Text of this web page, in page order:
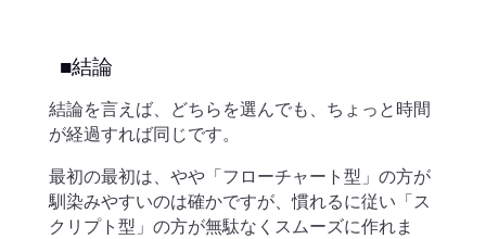
■結論
結論を言えば、どちらを選んでも、ちょっと時間
が経過すれば同じです。
最初の最初は、やや「フローチャート型」の方が
馴染みやすいのは確かですが、慣れるに従い「ス
クリプト型」の方が無駄なくスムーズに作れま